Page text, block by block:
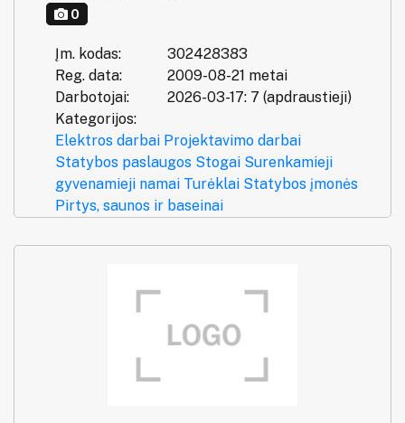
0
Įm. kodas:
302428383
Reg. data:
2009-08-21 metai
Darbotojai:
2026-03-17: 7 (apdraustieji)
Kategorijos:
Elektros darbai Projektavimo darbai
Statybos paslaugos Stogai Surenkamieji
gyvenamieji namai Turėklai Statybos įmonės
Pirtys, saunos ir baseinai